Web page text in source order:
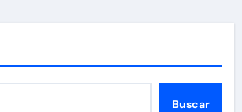
Buscar